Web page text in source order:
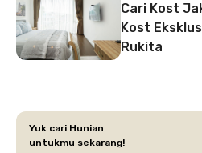
Cari Kost
Kost
Rukita
Yuk cari Hunian
untukmu sekarang!